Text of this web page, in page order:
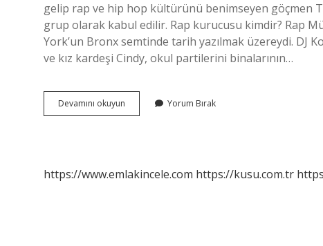
gelip rap ve hip hop kültürünü benimseyen göçmen
grup olarak kabul edilir. Rap kurucusu kimdir? Rap
York’un Bronx semtinde tarih yazılmak üzereydi. DJ
ve kız kardeşi Cindy, okul partilerini binalarının…
Devamını okuyun
Hangi
Yorum Bırak
https://www.emlakincele.com https://kusu.com.tr